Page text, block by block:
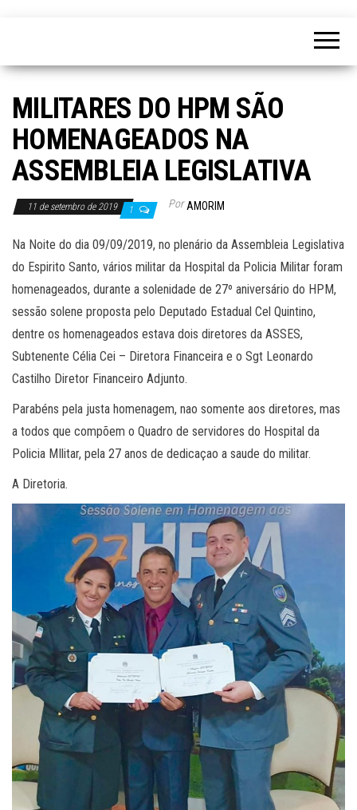
MILITARES DO HPM SÃO
HOMENAGEADOS NA
ASSEMBLEIA LEGISLATIVA
11 de setembro de 2019 1 Por AMORIM
Na Noite do dia 09/09/2019, no plenário da Assembleia Legislativa
do Espirito Santo, vários militar da Hospital da Policia Militar foram
homenageados, durante a solenidade de 27º aniversário do HPM,
sessão solene proposta pelo Deputado Estadual Cel Quintino,
dentre os homenageados estava dois diretores da ASSES,
Subtenente Célia Cei – Diretora Financeira e o Sgt Leonardo
Castilho Diretor Financeiro Adjunto.
Parabéns pela justa homenagem, nao somente aos diretores, mas
a todos que compõem o Quadro de servidores do Hospital da
Policia MIlitar, pela 27 anos de dedicaçao a saude do militar.
A Diretoria.